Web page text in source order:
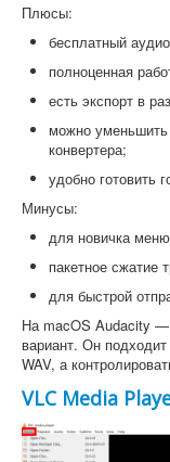
Плюсы:
бесплатный
полноценная
есть экспорт в
можно уменьшить
конвертера;
удобно готовить
Минусы:
для новичка
пакетное сжатие
для быстрой
На macOS Audacity
вариант. Он
WAV, а
VLC Media